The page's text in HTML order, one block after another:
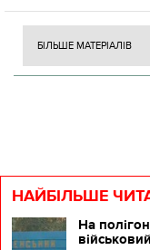
БІЛЬШЕ МАТЕРІАЛІВ
НАЙБІЛЬШЕ
На
військовий